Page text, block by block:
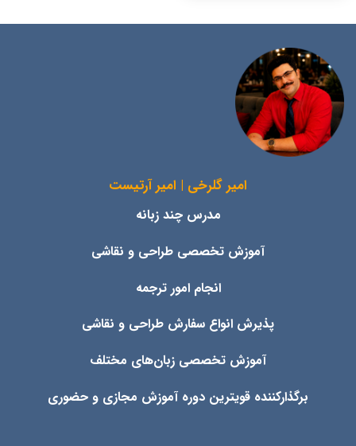
امیر گلرخی | امیر آرتیست
مدرس چند زبانه
آموزش تخصصی طراحی و نقاشی
انجام امور ترجمه
پذیرش انواع سفارش طراحی و نقاشی
آموزش تخصصی زبان‌های مختلف
برگذارکننده قویترین دوره آموزش مجازی و حضوری